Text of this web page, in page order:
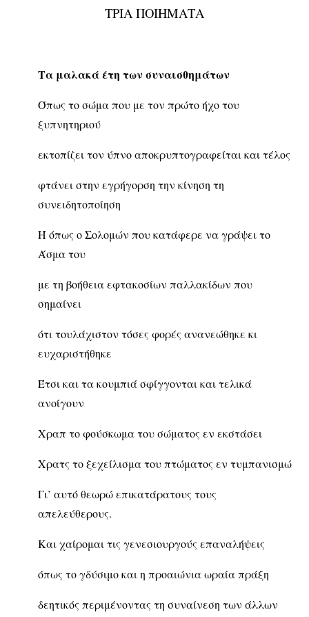
ΤΡΙΑ ΠΟΙΗΜΑΤΑ
Τα μαλακά έτη των συναισθημάτων
Όπως το σώμα που με τον πρώτο ήχο του
ξυπνητηριού
εκτοπίζει τον ύπνο αποκρυπτογραφείται και τέλος
φτάνει στην εγρήγορση την κίνηση τη
συνειδητοποίηση
Ή όπως ο Σολομών που κατάφερε να γράψει το
Άσμα του
με τη βοήθεια εφτακοσίων παλλακίδων που
σημαίνει
ότι τουλάχιστον τόσες φορές ανανεώθηκε κι
ευχαριστήθηκε
Έτσι και τα κουμπιά σφίγγονται και τελικά
ανοίγουν
Χραπ το φούσκωμα του σώματος εν εκστάσει
Χρατς το ξεχείλισμα του πτώματος εν τυμπανισμώ
Γι’ αυτό θεωρώ επικατάρατους τους
απελεύθερους.
Και χαίρομαι τις γενεσιουργούς επαναλήψεις
όπως το γδύσιμο και η προαιώνια ωραία πράξη
δεητικός περιμένοντας τη συναίνεση των άλλων